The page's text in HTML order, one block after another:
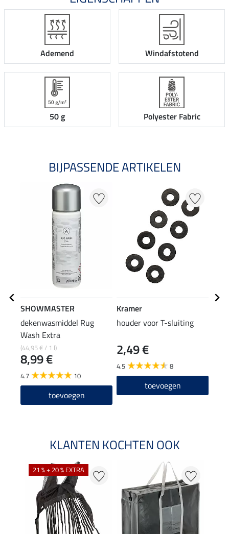
Ademend Windafstotend
50 g Polyester Fabric
BIJPASSENDE ARTIKELEN
SHOWMASTER
dekenwasmiddel Rug
Wash Extra
(44,95 € / 1 l)
8,99 €
4.7 10
toevoegen
Kramer
houder voor T-sluiting
2,49 €
4.5 8
toevoegen
KLANTEN KOCHTEN OOK
21 % + 20 % EXTRA